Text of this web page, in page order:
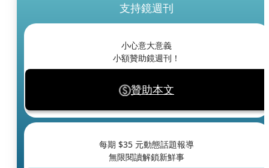
支持鏡週刊
小心意大意義
小額贊助鏡週刊！
贊助本文
每期 $35 元動態話題報導
無限閱讀解鎖新鮮事